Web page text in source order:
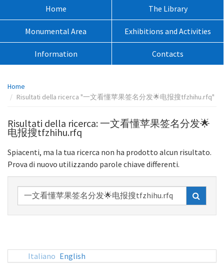
Home The Library
Monumental Area Exhibitions and Activities
Information Contacts
Percorso
pagina:
Home
Risultati della ricerca "一文看懂苹果签名分发🌟电报搜tfzhihu.rfq"
Risultati della ricerca: 一文看懂苹果签名分发🌟
电报搜tfzhihu.rfq
Spiacenti, ma la tua ricerca non ha prodotto alcun risultato.
Prova di nuovo utilizzando parole chiave differenti.
Ricerca
nel
sito:
Italiano English